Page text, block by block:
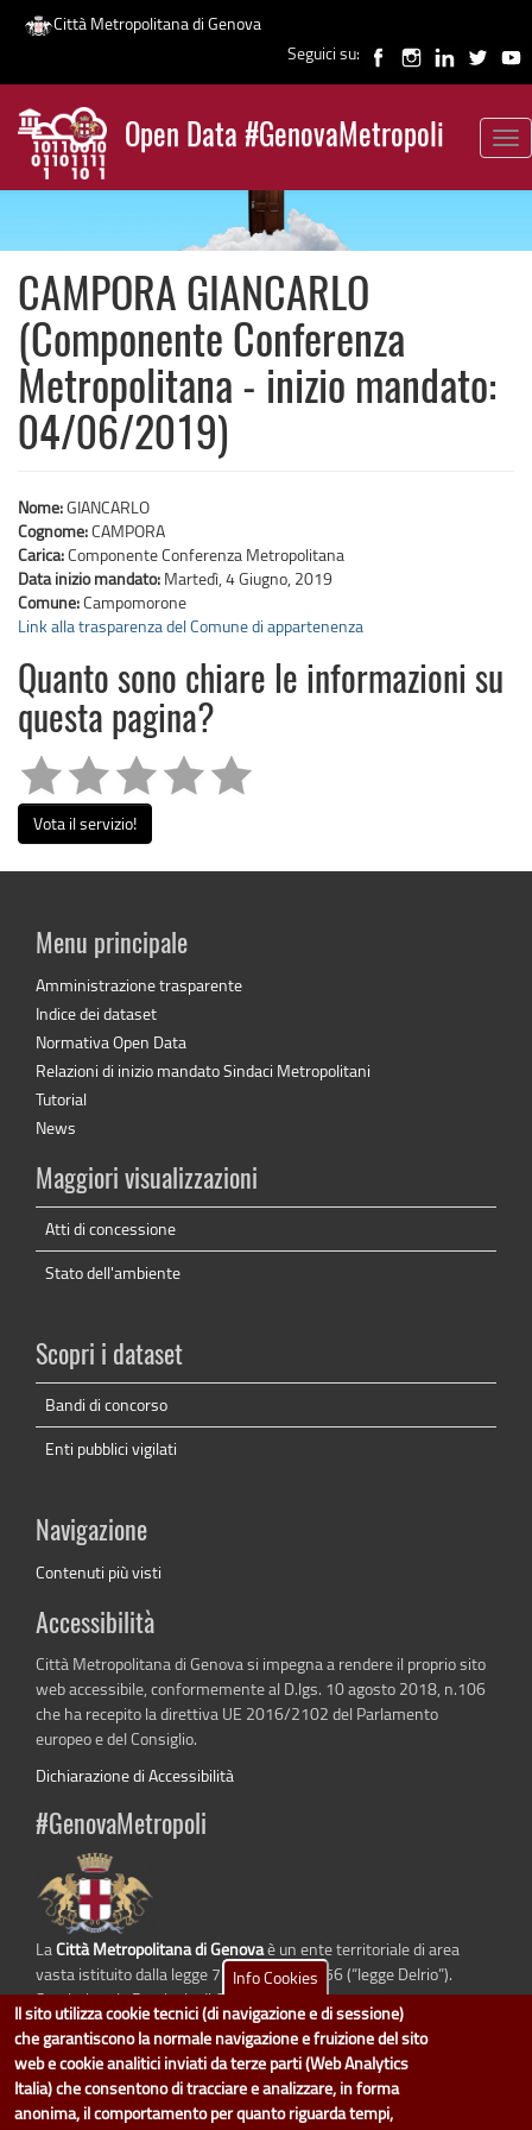
Salta
contenuto
principale
Città Metropolitana di Genova
Seguici su:
Open Data #GenovaMetropoli
News
CAMPORA GIANCARLO
(Componente Conferenza
Metropolitana - inizio mandato:
04/06/2019)
Nome:GIANCARLO
Cognome:CAMPORA
Carica:Componente Conferenza Metropolitana
Data inizio mandato: Martedì, 4 Giugno, 2019
Comune:Campomorone
Link alla trasparenza del Comune di appartenenza
Quanto sono chiare le informazioni su
questa pagina?
Vota il servizio!
Menu principale
Amministrazione trasparente
Indice dei dataset
Normativa Open Data
Relazioni di inizio mandato Sindaci Metropolitani
Tutorial
News
Maggiori visualizzazioni
Atti di concessione
Stato dell'ambiente
Scopri i dataset
Bandi di concorso
Enti pubblici vigilati
Navigazione
Contenuti più visti
Accessibilità
Città Metropolitana di Genova si impegna a rendere il proprio sito
web accessibile, conformemente al D.lgs. 10 agosto 2018, n.106
che ha recepito la direttiva UE 2016/2102 del Parlamento
europeo e del Consiglio.
Dichiarazione di Accessibilità
#GenovaMetropoli
LaCittà Metropolitana di Genovaè un ente territoriale di area
vasta istituito dalla legge 7 aprile 2014 n. 56 (“legge Delrio”).
Sostituisce la Provincia di Genova.
dati.cittametropolitana.genova.itè il progetto "Open Data" della
Metropolitana di Genova.
Info Cookies
Il sito utilizza cookie tecnici (di navigazione e di sessione)
che garantiscono la normale navigazione e fruizione del sito
web e cookie analitici inviati da terze parti (Web Analytics
Italia) che consentono di tracciare e analizzare, in forma
anonima, il comportamento per quanto riguarda tempi,